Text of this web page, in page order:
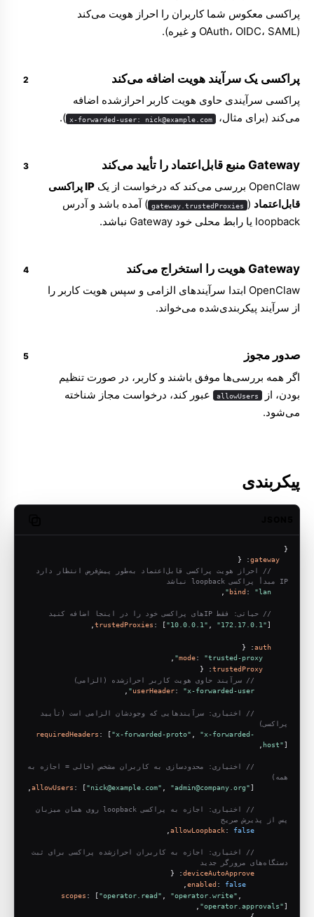
پراکسی معکوس شما کاربران را احراز هویت می‌کند
(OAuth، OIDC، SAML و غیره).
پراکسی یک سرآیند هویت اضافه می‌کند
پراکسی سرآیندی حاوی هویت کاربر احراز‌شده اضافه
می‌کند (برای مثال،
x-forwarded-user: nick@example.com
).
Gateway منبع قابل‌اعتماد را تأیید می‌کند
OpenClaw بررسی می‌کند که درخواست از یک
IP پراکسی
قابل‌اعتماد (
gateway.trustedProxies ) آمده باشد و آدرس
loopback یا رابط محلی خود Gateway نباشد.
Gateway هویت را استخراج می‌کند
OpenClaw ابتدا سرآیندهای الزامی و سپس هویت کاربر را
از سرآیند پیکربندی‌شده می‌خواند.
صدور مجوز
اگر همه بررسی‌ها موفق باشند و کاربر، در صورت تنظیم
بودن، از
allowUsers عبور کند، درخواست مجاز شناخته
می‌شود.
پیکربندی
{
gateway
: {
IP مبدأ پراکسی loopback نباشد
bind : "lan"
// حیاتی: فقط IPهای پراکسی خود را در اینجا اضافه کنید
trustedProxies : ["10.0.0.1" "172.17.0.1"],
auth
: {
mode: "trusted-proxy"
trustedProxy
: {
// سرآیند حاوی هویت کاربر احراز‌شده (الزامی)
userHeader: "x-forwarded-user"
,
پراکسی)
requiredHeaders : ["x-forwarded-proto"
"x-forwarded-
host"],
همه)
allowUsers : ["nick@example.com" "admin@company.org"],
پس از پذیرش صریح
allowLoopback: false
دستگاه‌های مرورگر جدید
deviceAutoApprove
: {
enabled : false
scopes : ["operator.read" "operator.write"
"operator.approvals"],